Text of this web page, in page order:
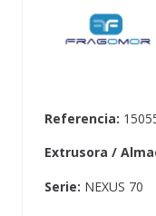
Referencia:
Extrusora /
Serie: NEXUS 70